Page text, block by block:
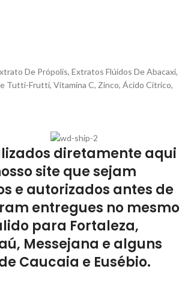
De Própolis, Extratos Flúidos De Abacaxi,
Tutti-Frutti, Vitamina C, Zinco, Ácido Cítrico,
diretamente aqui
site que sejam
e autorizados antes de
entregues no mesmo
para Fortaleza,
Messejana e alguns
Caucaia e Eusébio.